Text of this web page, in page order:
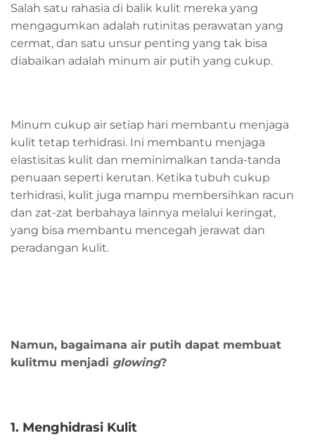
Salah satu rahasia di balik kulit mereka yang
mengagumkan adalah rutinitas perawatan yang
cermat, dan satu unsur penting yang tak bisa
diabaikan adalah minum air putih yang cukup.
Minum cukup air setiap hari membantu menjaga
kulit tetap terhidrasi. Ini membantu menjaga
elastisitas kulit dan meminimalkan tanda-tanda
penuaan seperti kerutan. Ketika tubuh cukup
terhidrasi, kulit juga mampu membersihkan racun
dan zat-zat berbahaya lainnya melalui keringat,
yang bisa membantu mencegah jerawat dan
peradangan kulit.
Namun, bagaimana air putih dapat membuat
kulitmu menjadi glowing?
1. Menghidrasi Kulit